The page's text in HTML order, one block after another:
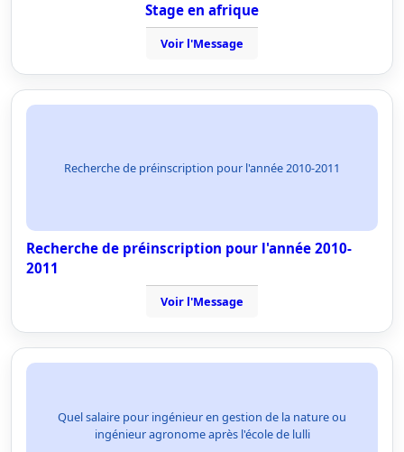
Stage en afrique
Voir l'Message
Recherche de préinscription pour l'année 2010-2011
Recherche de préinscription pour l'année 2010-
2011
Voir l'Message
Quel salaire pour ingénieur en gestion de la nature ou
ingénieur agronome après l'école de lulli